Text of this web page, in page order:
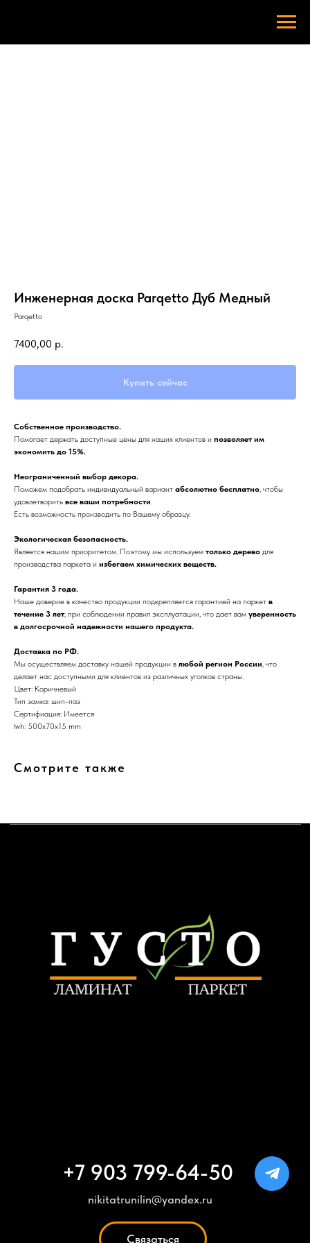
Инженерная доска Parqetto Дуб Медный
Parqetto
7400,00 р.
Купить сейчас
Собственное производство.
Помогает держать доступные цены для наших клиентов и позволяет им
экономить до 15%.
Неограниченный выбор декора.
Поможем подобрать индивидуальный вариант абсолютно бесплатно, чтобы
удовлетворить все ваши потребности.
Есть возможность производить по Вашему образцу.
Экологическая безопасность.
Является нашим приоритетом. Поэтому мы используем только дерево для
производства паркета и избегаем химических веществ.
Гарантия 3 года.
Наше доверие в качество продукции подкрепляется гарантией на паркет в
течение 3 лет; при соблюдении правил эксплуатации, что дает вам уверенность
в долгосрочной надежности нашего продукта.
Доставка по РФ.
Мы осуществляем доставку нашей продукции в любой регион России, что
делает нас доступными для клиентов из различных уголков страны.
Цвет: Коричневый
Тип замка: шип-паз
Сертифиация: Имеется
lwh: 500x70x15 mm
Смотрите также
Политика конфиденциальности
www.trunilinnikita.ru
ИП Трунилин Н.В.
ИНН: 505603410120